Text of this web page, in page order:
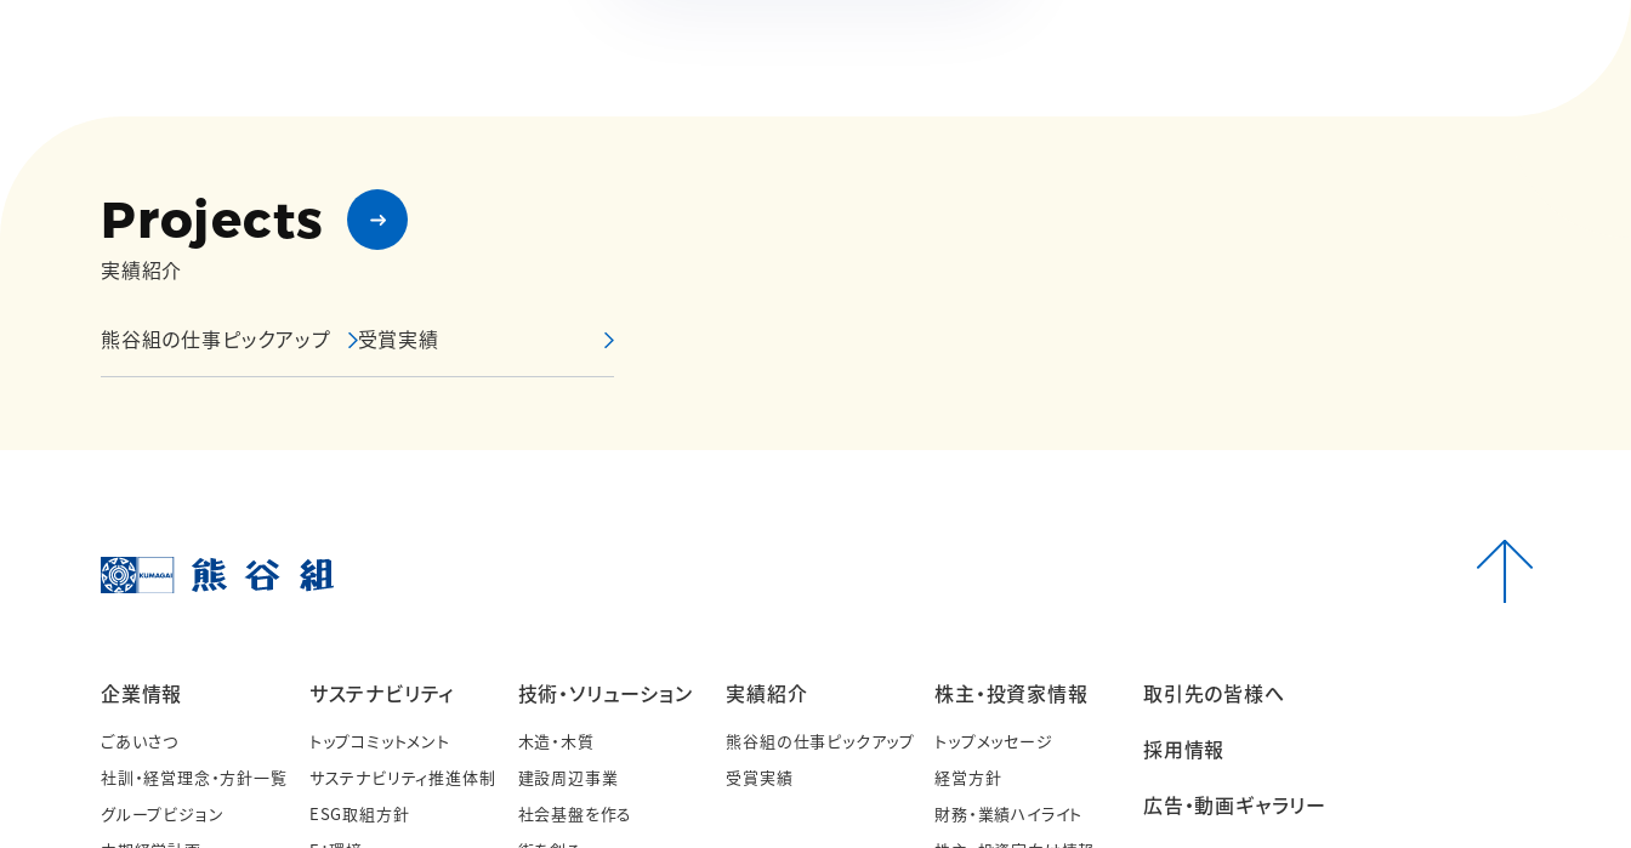
Projects
実績紹介
熊谷組の仕事ピックアップ 受賞実績
企業情報
ごあいさつ
社訓・経営理念・方針一覧
グループビジョン
サステナビリティ
トップコミットメント
サステナビリティ推進体制
ESG取組方針
技術・ソリューション
木造・木質
建設周辺事業
社会基盤を作る
実績紹介
熊谷組の仕事ピックアップ
受賞実績
株主・投資家情報
トップメッセージ
経営方針
財務・業績ハイライト
取引先の皆様へ
採用情報
広告・動画ギャラリー